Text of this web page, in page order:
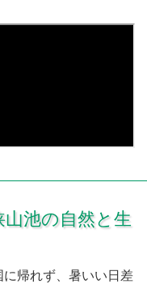
池の自然と生
帰れず、暑いい日差